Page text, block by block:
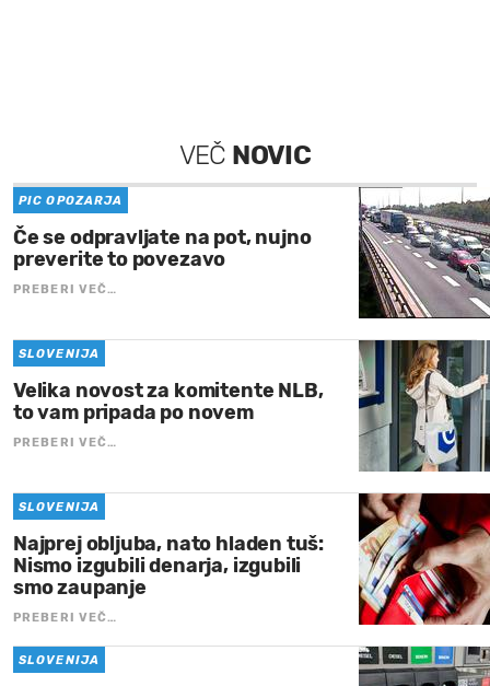
VEČ NOVIC
PIC OPOZARJA
Če se odpravljate na pot, nujno
preverite to povezavo
PREBERI VEČ…
SLOVENIJA
Velika novost za komitente NLB,
to vam pripada po novem
PREBERI VEČ…
SLOVENIJA
Najprej obljuba, nato hladen tuš:
Nismo izgubili denarja, izgubili
smo zaupanje
PREBERI VEČ…
SLOVENIJA